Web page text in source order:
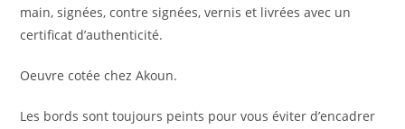
main, signées, contre signées, vernis et livrées avec un
certificat d’authenticité.
Oeuvre cotée chez Akoun.
Les bords sont toujours peints pour vous éviter d’encadrer